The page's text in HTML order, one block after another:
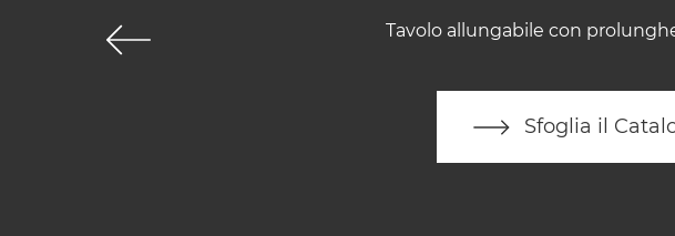
Tavolo allungabile con
Sfoglia il